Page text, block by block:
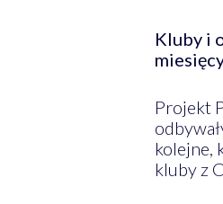
Kluby i
Projekt
kolejne,
kluby z